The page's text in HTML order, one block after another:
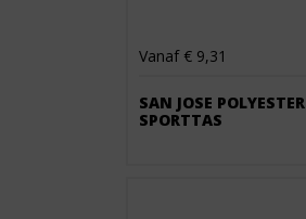
Vanaf € 9,31
SAN JOSE POLYESTER
SPORTTAS